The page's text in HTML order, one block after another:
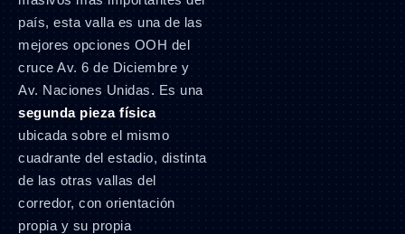
país, esta valla es una de las
mejores opciones OOH del
cruce Av. 6 de Diciembre y
Av. Naciones Unidas. Es una
segunda pieza física
ubicada sobre el mismo
cuadrante del estadio, distinta
de las otras vallas del
corredor, con orientación
propia y su propia